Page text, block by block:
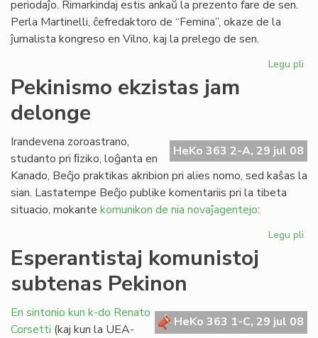
periodaĵo. Rimarkindaj estis ankaŭ la prezento fare de sen.
Perla Martinelli, ĉefredaktoro de “Femina”, okaze de la
ĵurnalista kongreso en Vilno, kaj la prelego de sen.
Legu pli
de
Pekinismo ekzistas jam
delonge
HeKo 363 2-A, 29 jul 08
Irandevena zoroastrano,
studanto pri ﬁziko, loĝanta en
Kanado, Beĉjo praktikas akribion pri alies nomo, sed kaŝas la
sian. Lastatempe Beĉjo publike komentariis pri la tibeta
situacio, mokante komunikon de nia novaĵagentejo:
Legu pli
Esperantistaj komunistoj
subtenas Pekinon
HeKo 363 1-C, 29 jul 08
En sintonio kun k-do Renato
Corsetti (kaj kun la UEA-